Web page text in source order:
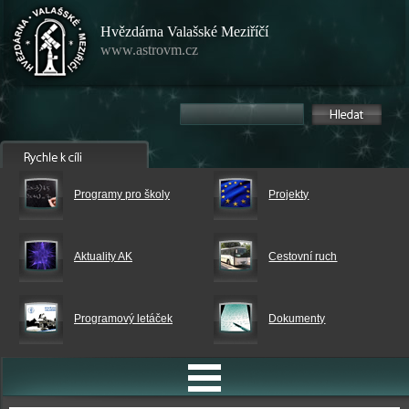
Hvězdárna Valašské Meziříčí
www.astrovm.cz
Programy pro školy Projekty
Aktuality AK Cestovní ruch
Programový letáček Dokumenty